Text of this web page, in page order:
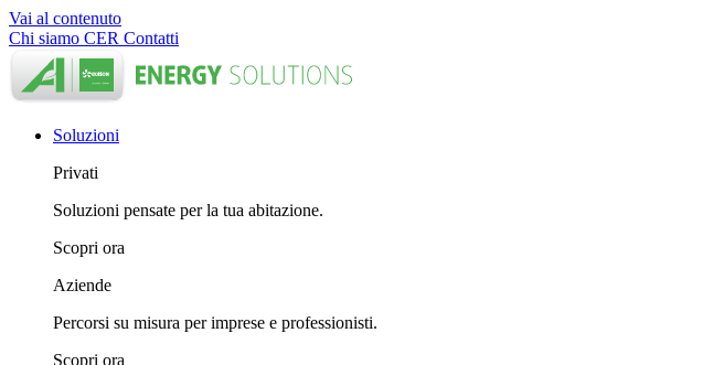
Vai al contenuto
Chi siamo CER Contatti
Soluzioni
Privati
Soluzioni pensate per la tua abitazione.
Scopri ora
Aziende
Percorsi su misura per imprese e professionisti.
Scopri ora